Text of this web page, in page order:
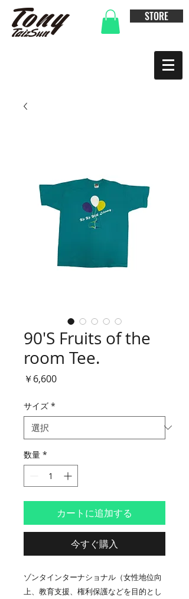
STORE
90'S Fruits of the
room Tee.
￥6,600価
サイズ *
数量 *
カートに追加する
今すぐ購入
ゾンタインターナショナル（女性地位向
上、教育支援、権利保護などを目的とし